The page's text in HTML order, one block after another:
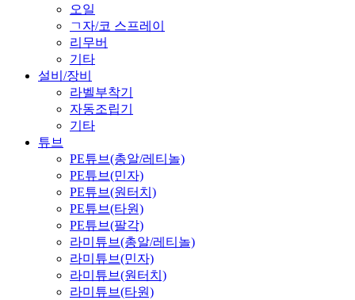
오일
ㄱ자/코 스프레이
리무버
기타
설비/장비
라벨부착기
자동조립기
기타
튜브
PE튜브(총알/레티놀)
PE튜브(민자)
PE튜브(원터치)
PE튜브(타원)
PE튜브(팔각)
라미튜브(총알/레티놀)
라미튜브(민자)
라미튜브(원터치)
라미튜브(타원)